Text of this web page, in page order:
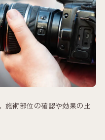
施術部位の確認や効果の比